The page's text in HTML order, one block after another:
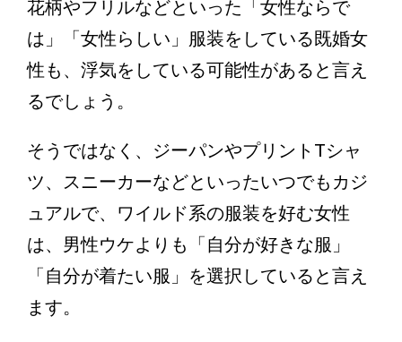
花柄やフリルなどといった「女性ならで
は」「女性らしい」服装をしている既婚女
性も、浮気をしている可能性があると言え
るでしょう。
そうではなく、ジーパンやプリントTシャ
ツ、スニーカーなどといったいつでもカジ
ュアルで、ワイルド系の服装を好む女性
は、男性ウケよりも「自分が好きな服」
「自分が着たい服」を選択していると言え
ます。